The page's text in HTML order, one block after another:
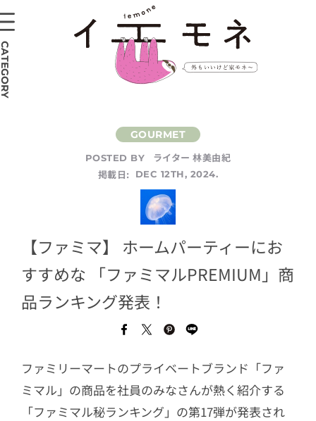
POSTED BY
ライター 林美由紀
掲載日:
DEC 12TH, 2024.
【ファミマ】 ホームパーティーにお
すすめな 「ファミマルPREMIUM」商
品ランキング発表！
ファミリーマートのプライベートブランド「ファ
ミマル」の商品を社員のみなさんが熱く紹介する
「ファミマル秘ランキング」の第17弾が発表され